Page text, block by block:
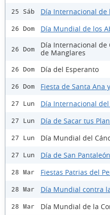
25 Sáb Día Internacional
26 Dom Día Mundial de los
26 Dom
Día Internacional de
de Manglares
26 Dom Día del Esperanto
26 Dom Fiesta de Santa Ana
27 Lun Día Internacional
27 Lun Día de Sacar tus
27 Lun Día Mundial del
27 Lun Día de San Pantaleón
28 Mar Fiestas Patrias del
28 Mar Día Mundial contra
28 Mar Día Mundial de la